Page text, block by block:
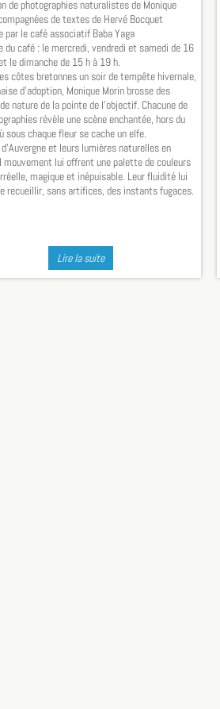
de photographies naturalistes de Monique
de textes de Hervé Bocquet
par le café associatif Baba Yaga
du café : le mercredi, vendredi et samedi de 16
le dimanche de 15 h à 19 h.
côtes bretonnes un soir de tempête hivernale,
d'adoption, Monique Morin brosse des
nature de la pointe de l'objectif. Chacune de
révèle une scène enchantée, hors du
sous chaque fleur se cache un elfe.
et leurs lumières naturelles en
mouvement lui offrent une palette de couleurs
magique et inépuisable. Leur fluidité lui
recueillir, sans artifices, des instants fugaces.
Lire la suite